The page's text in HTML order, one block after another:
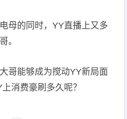
母的同时，YY直播上又多
。
哥能够成为搅动YY新局面
消费豪刷多久呢？